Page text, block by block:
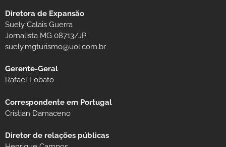
Diretora de Expansão
Suely Calais Guerra
Jornalista MG 08713/JP
suely.mgturismo@uol.com.br
Gerente-Geral
Rafael Lobato
Correspondente em Portugal
Cristian Damaceno
Diretor de relações públicas